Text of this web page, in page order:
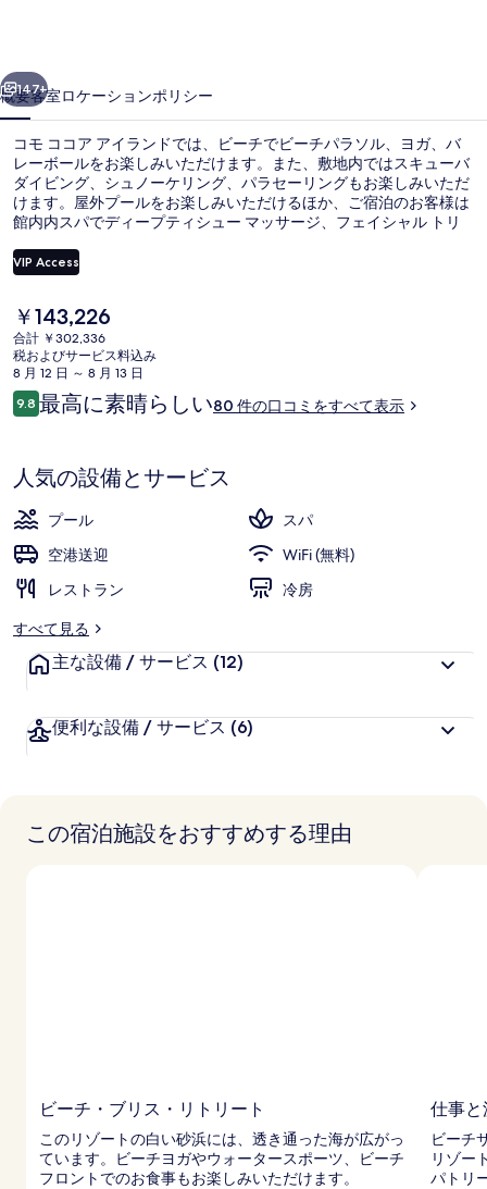
ラ
ン
ド
の
写
真
ャ
ラ
リ
次へ
147+
概要客室ロケーションポリシー
コモ ココア アイランドでは、ビーチでビーチパラソル、ヨガ、バ
レーボールをお楽しみいただけます。また、敷地内ではスキューバ
ダイビング、シュノーケリング、パラセーリングもお楽しみいただ
けます。屋外プールをお楽しみいただけるほか、ご宿泊のお客様は
館内内スパでディープティシュー マッサージ、フェイシャル トリ
だけます。ビーチフロントのUfaa Restaurantでは、朝食、ランチ、
およびディナーをお召し上がりいただけます。 この高級リゾートに
びフィットネスセンターも備わっています。旅行者はルームサービ
スを評価しています。
VIP Access
現
在
の
料
金
は
す
￥143,226
合計 ￥302,336
税およびサービス料込み
8 月 12 日 ～ 8 月 13 日
口
コ
9.810段階中9.8
最高に素晴らしい80 件の口コミをすべて表示
人気の設備とサービス
プール
スパ
空港送迎
WiFi (無料)
レストラン
冷房
すべて見る
主な設備 / サービス (12)
便利な設備 / サービス (6)
この宿泊施設をおすすめする理由
ビーチ・ブリス・リトリート
このリゾートの白い砂浜には、透き通った海が広がっ
ています。ビーチヨガやウォータースポーツ、ビーチ
フロントでのお食事もお楽しみいただけます。
仕事と
ビーチ
リゾー
パトリ